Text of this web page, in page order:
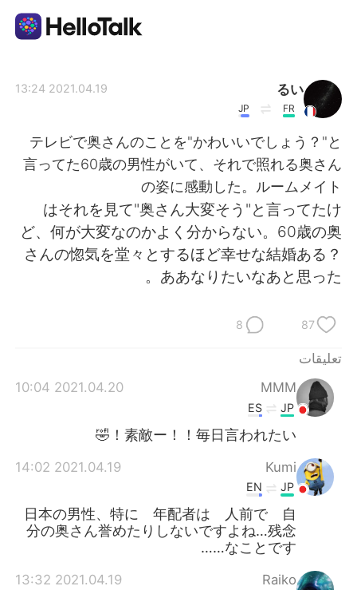
العربية
English 简体中文
Español
Italiano
Português
るい
FR
JP
2021.04.19 13:24
テレビで奥さんのことを"かわいいでしょう？"と
言ってた60歳の男性がいて、それで照れる奥さん
の姿に感動した。ルームメイト
はそれを見て"奥さん大変そう"と言ってたけ
ど、何が大変なのかよく分からない。60歳の奥
さんの惚気を堂々とするほど幸せな結婚ある？
ああなりたいなあと思った。
87
8
تعليقات
MMM
2021.04.20 10:04
JP
ES
素敵ー！！毎日言われたい！🤣
Kumi
2021.04.19 14:02
JP
EN
日本の男性、特に 年配者は 人前で 自
分の奥さん誉めたりしないですよね…残念
なことです……
Raiko
2021.04.19 13:32